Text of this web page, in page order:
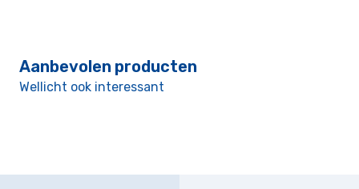
Aanbevolen producten
Wellicht ook interessant